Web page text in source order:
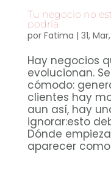
Tu negocio no
podría
por Fatima | 31,
Hay negocios
evolucionan.
cómodo:
clientes hay
aun así, hay
ignorar:esto
Dónde
aparecer